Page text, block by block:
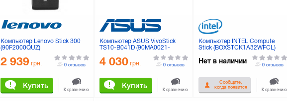
Компьютер Lenovo Stick 300
(90F2000QUZ)
2 939 грн.
Купить
0 отзывов
К сравнению
Компьютер ASUS VivoStick
TS10-B041D (90MA0021-
4 030 грн.
Купить
0 отзывов
К сравнению
Компьютер INTEL Compute
Stick (BOXSTCK1A32WFCL)
Нет в наличии
Сообщите,
когда появится
0 отзывов
К сравнению